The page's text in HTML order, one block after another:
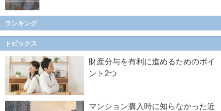
ランキング
トピックス
財産分与を有利に進めるためのポイ
ント2つ
マンション購入時に知らなかった近